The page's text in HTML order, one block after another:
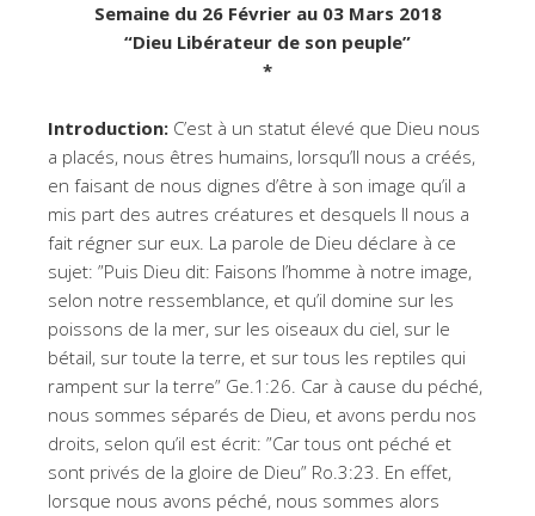
Semaine du 26 Février au 03 Mars 2018
“Dieu Libérateur de son peuple”
*
Introduction: C’est à un statut élevé que Dieu nous
a placés, nous êtres humains, lorsqu’Il nous a créés,
en faisant de nous dignes d’être à son image qu’il a
mis part des autres créatures et desquels Il nous a
fait régner sur eux. La parole de Dieu déclare à ce
sujet: ”Puis Dieu dit: Faisons l’homme à notre image,
selon notre ressemblance, et qu’il domine sur les
poissons de la mer, sur les oiseaux du ciel, sur le
bétail, sur toute la terre, et sur tous les reptiles qui
rampent sur la terre” Ge.1:26. Car à cause du péché,
nous sommes séparés de Dieu, et avons perdu nos
droits, selon qu’il est écrit: ”Car tous ont péché et
sont privés de la gloire de Dieu” Ro.3:23. En effet,
lorsque nous avons péché, nous sommes alors